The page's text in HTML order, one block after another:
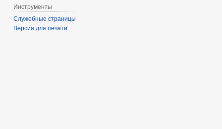
Инструменты
Служебные страницы
Версия для печати